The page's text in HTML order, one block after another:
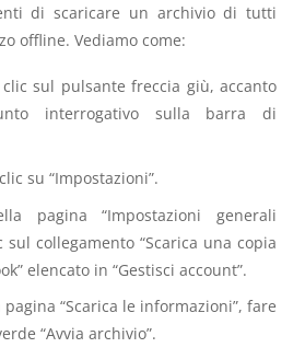
di scaricare un archivio di tutti
offline. Vediamo come:
clic sul pulsante freccia giù, accanto
interrogativo sulla barra di
su “Impostazioni”.
pagina “Impostazioni generali
sul collegamento “Scarica una copia
elencato in “Gestisci account”.
pagina “Scarica le informazioni”, fare
“Avvia archivio”.